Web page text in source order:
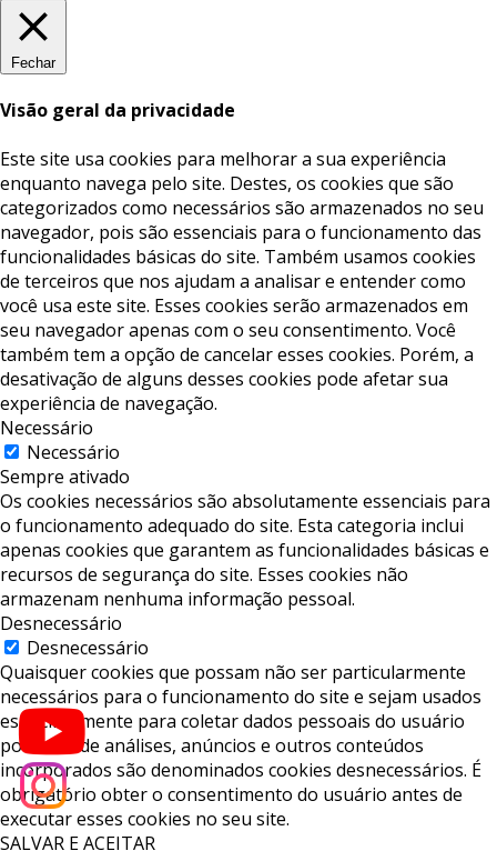
Fechar
Visão geral da privacidade
Este site usa cookies para melhorar a sua experiência
enquanto navega pelo site. Destes, os cookies que são
categorizados como necessários são armazenados no seu
navegador, pois são essenciais para o funcionamento das
funcionalidades básicas do site. Também usamos cookies
de terceiros que nos ajudam a analisar e entender como
você usa este site. Esses cookies serão armazenados em
seu navegador apenas com o seu consentimento. Você
também tem a opção de cancelar esses cookies. Porém, a
desativação de alguns desses cookies pode afetar sua
experiência de navegação.
Necessário
Necessário
Sempre ativado
Os cookies necessários são absolutamente essenciais para
o funcionamento adequado do site. Esta categoria inclui
apenas cookies que garantem as funcionalidades básicas e
recursos de segurança do site. Esses cookies não
armazenam nenhuma informação pessoal.
Desnecessário
Desnecessário
Quaisquer cookies que possam não ser particularmente
necessários para o funcionamento do site e sejam usados ​​
especificamente para coletar dados pessoais do usuário
por meio de análises, anúncios e outros conteúdos
incorporados são denominados cookies desnecessários. É
obrigatório obter o consentimento do usuário antes de
executar esses cookies no seu site.
SALVAR E ACEITAR